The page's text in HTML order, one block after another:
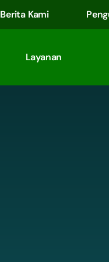
Berita Kami
Layanan